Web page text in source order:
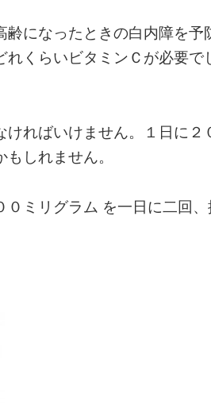
になったときの白内障を予
くらいビタミンＣが必要で
ればいけません。１日に２
しれません。
ミリグラム を一日に二回、